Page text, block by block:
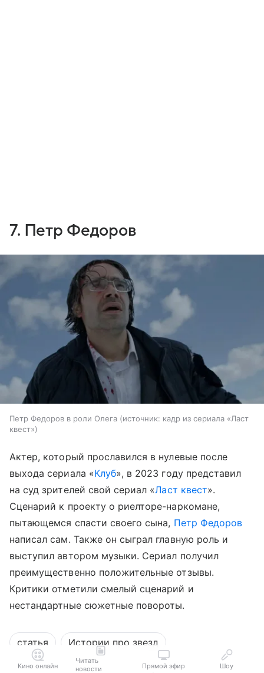
7. Петр Федоров
Петр Федоров в роли Олега источник: кадр из сериала «Ласт
квест»
Актер, который прославился в нулевые после
выхода сериала «Клуб», в 2023 году представил
на суд зрителей свой сериал «Ласт квест».
Сценарий к проекту о риелторе-наркомане,
пытающемся спасти своего сына, Петр Федоров
написал сам. Также он сыграл главную роль и
выступил автором музыки. Сериал получил
преимущественно положительные отзывы.
Критики отметили смелый сценарий и
нестандартные сюжетные повороты.
статья Истории про звезд
Кино онлайн
Читать
новости
Прямой эфир Шоу